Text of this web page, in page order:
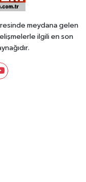
meydana gelen
ilgili en son